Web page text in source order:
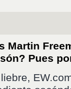
Martin
Pues